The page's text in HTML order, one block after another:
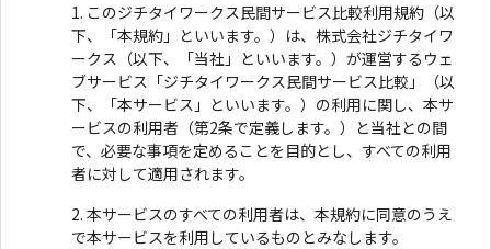
このジチタイワークス民間サービス比較利用規約（以
下、「本規約」といいます。）は、株式会社ジチタイワ
ークス（以下、「当社」といいます。）が運営するウェ
ブサービス「ジチタイワークス民間サービス比較」（以
下、「本サービス」といいます。）の利用に関し、本サ
ービスの利用者（第2条で定義します。）と当社との間
で、必要な事項を定めることを目的とし、すべての利用
者に対して適用されます。
本サービスのすべての利用者は、本規約に同意のうえ
で本サービスを利用しているものとみなします。